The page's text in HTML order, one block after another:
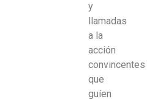
y
llamadas
a la
acción
convincentes
que
guíen